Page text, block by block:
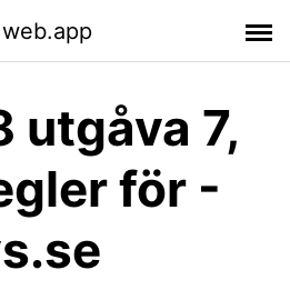
utgåva 7,
för -